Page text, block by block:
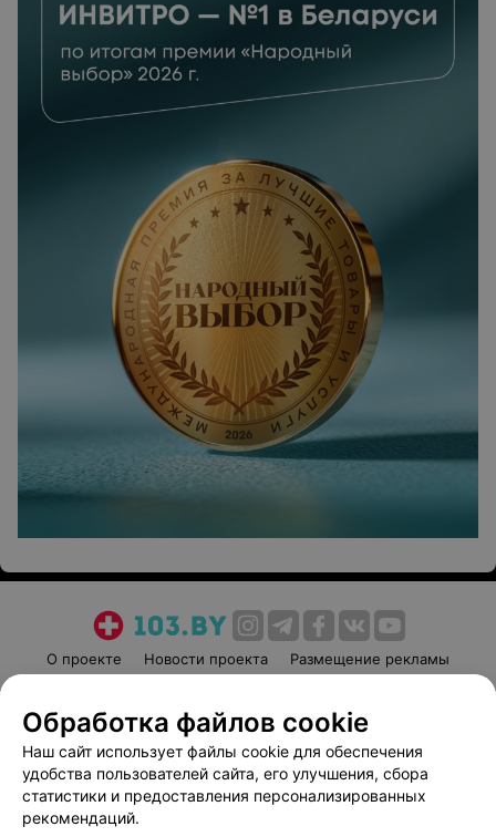
О проекте Новости проекта
Размещение рекламы
Пользовательское соглашение
Способы оплаты
Вакансии
Партнеры
Написать руководителю 103.by
Обработка файлов cookie
Наш сайт использует файлы cookie для обеспечения
удобства пользователей сайта, его улучшения, сбора
статистики и предоставления персонализированных
рекомендаций.